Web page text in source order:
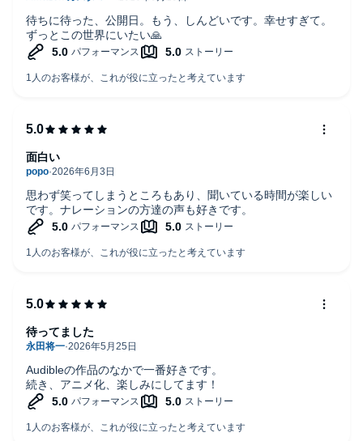
待ちに待った、公開日。もう、しんどいです。幸せすぎて。
ずっとこの世界にいたい🙏
思わず笑ってしまうところもあり、聞いている時間が楽しい
です。ナレーションの方達の声も好きです。
面白い
Audibleの作品のなかで一番好きです。
続き、アニメ化、楽しみにしてます！
待ってました